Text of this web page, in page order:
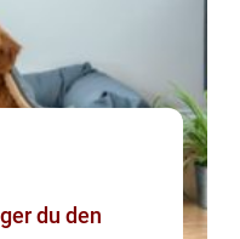
du den